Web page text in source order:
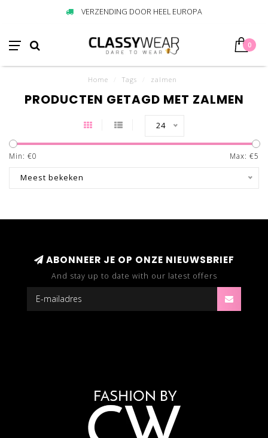
VERZENDING DOOR HEEL EUROPA
0
Home Tags zalmen
PRODUCTEN GETAGD MET ZALMEN
24
Min: €0 Max: €5
Meest bekeken
ABONNEER JE OP ONZE NIEUWSBRIEF
And stay up to date with our latest offers